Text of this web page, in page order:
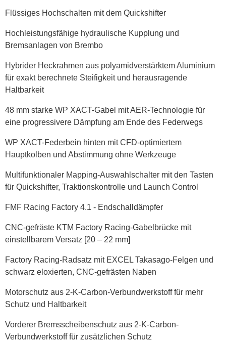
Flüssiges Hochschalten mit dem Quickshifter
Hochleistungsfähige hydraulische Kupplung und
Bremsanlagen von Brembo
Hybrider Heckrahmen aus polyamidverstärktem Aluminium
für exakt berechnete Steifigkeit und herausragende
Haltbarkeit
48 mm starke WP XACT-Gabel mit AER-Technologie für
eine progressivere Dämpfung am Ende des Federwegs
WP XACT-Federbein hinten mit CFD-optimiertem
Hauptkolben und Abstimmung ohne Werkzeuge
Multifunktionaler Mapping-Auswahlschalter mit den Tasten
für Quickshifter, Traktionskontrolle und Launch Control
FMF Racing Factory 4.1 - Endschalldämpfer
CNC-gefräste KTM Factory Racing-Gabelbrücke mit
einstellbarem Versatz [20 – 22 mm]
Factory Racing-Radsatz mit EXCEL Takasago-Felgen und
schwarz eloxierten, CNC-gefrästen Naben
Motorschutz aus 2-K-Carbon-Verbundwerkstoff für mehr
Schutz und Haltbarkeit
Vorderer Bremsscheibenschutz aus 2-K-Carbon-
Verbundwerkstoff für zusätzlichen Schutz